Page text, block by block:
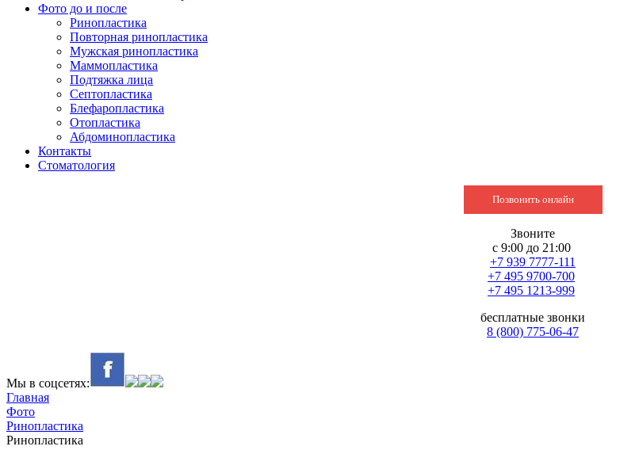
Фото до и после
Ринопластика
Повторная ринопластика
Мужская ринопластика
Маммопластика
Подтяжка лица
Септопластика
Блефаропластика
Отопластика
Абдоминопластика
Контакты
Стоматология
Позвонить онлайн
Звоните
с 9:00 до 21:00
+7 939 7777-111
+7 495 9700-700
+7 495 1213-999
бесплатные звонки
8 (800) 775-06-47
Мы в соцсетях:
Главная
Фото
Ринопластика
Ринопластика